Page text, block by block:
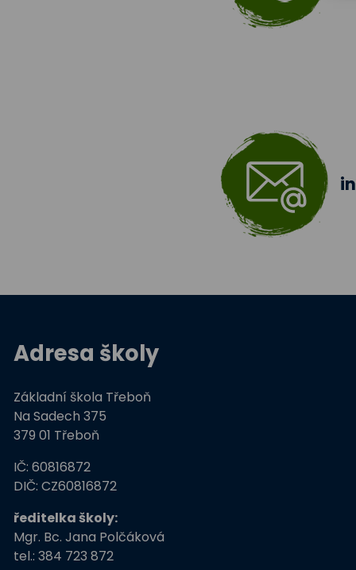
Adresa školy
Základní škola Třeboň
Na Sadech 375
379 01 Třeboň
IČ: 60816872
DIČ: CZ60816872
ředitelka školy:
Mgr. Bc. Jana Polčáková
tel.: 384 723 872